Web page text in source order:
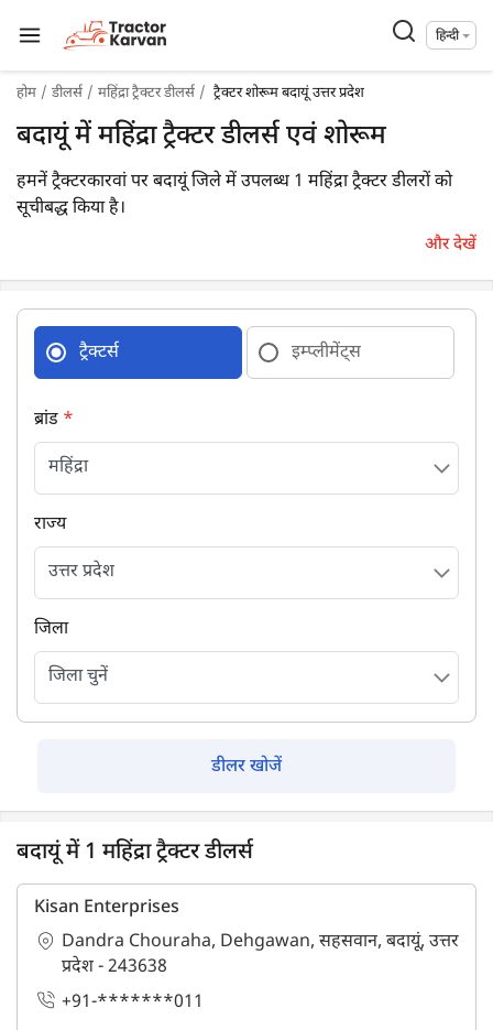
हिन्दी
होम डीलर्स महिंद्रा ट्रैक्टर डीलर्स ट्रैक्टर शोरूम बदायूं उत्तर प्रदेश
बदायूं में महिंद्रा ट्रैक्टर डीलर्स एवं शोरूम
हमनें ट्रैक्टरकारवां पर बदायूं जिले में उपलब्ध 1 महिंद्रा ट्रैक्टर डीलरों को
सूचीबद्ध किया है।
और देखें
ट्रैक्टर्स इम्प्लीमेंट्स
ब्रांड *
राज्य
जिला
डीलर खोजें
बदायूं में 1 महिंद्रा ट्रैक्टर डीलर्स
Kisan Enterprises
Dandra Chouraha, Dehgawan, सहसवान, बदायूं, उत्तर
प्रदेश - 243638
+91-*******011